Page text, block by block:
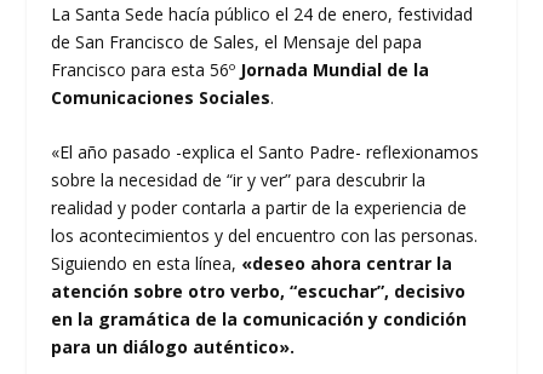
La Santa Sede hacía público el 24 de enero, festividad
de San Francisco de Sales, el Mensaje del papa
Francisco para esta 56º Jornada Mundial de la
Comunicaciones Sociales.
«El año pasado -explica el Santo Padre- reflexionamos
sobre la necesidad de “ir y ver” para descubrir la
realidad y poder contarla a partir de la experiencia de
los acontecimientos y del encuentro con las personas.
Siguiendo en esta línea, «deseo ahora centrar la
atención sobre otro verbo, “escuchar”, decisivo
en la gramática de la comunicación y condición
para un diálogo auténtico».